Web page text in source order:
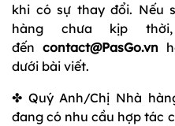
khi có sự thay đổi. Nếu
hàng chưa kịp
đến contact@PasGo.vn
dưới bài viết.
✤ Quý Anh/Chị Nhà
đang có nhu cầu hợp tác